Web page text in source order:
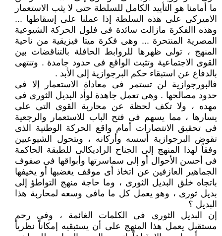
ما أمامنا هو التأييد الكامل للسلطة حتى لا يثب الاستعمار
الاميركى على هذه السلطة إذا عملنا على إسقاطها ...
وهذه االفكرة مازالت سائدة فى فلول الحركة الشيوعية
المصرية المنتحرة ... وهى فكرة ميتا فيزيقية من ناحية
المنهج ، تولى ظهرها للروابط الحافلة بالتناقضات بين
القوى الاجتماعية وتثبت الواقع فى حدود جامدة . وتنتهى
بالدفاع عن استبقاء حكم البرجوازية إلى الأبد .
فالبورجوازية لن تستمر فى معاداة الاستعمار إلا فى
حدود مصالحها . وهى تعمل جاهدة لوأد البديل الثورى فى
مهده ، ولا تكف لحظة عن محاربة القوى التى على
يسارها ، مما يسهم فى فتح الباب للاستعمار والرجعية
فى تحقيق الانتصارات أمام واقع الحركة الوطنية الذى
تقوض البرجوازية أسسه وأركانه ، ويتحول الشيوعيين
وفقاً لهذا المنهج إلى الجناح الراديكالى للطبقة الحاكمة
فى أحسن الأحوال أو إلى سماسرتها وأبواقها فى صفوف
الجماهير العازفين عن اتخاذ أى موقف يغضبها أو يخيفها
باتجاه خلق البديل الثورى ، وما حاجة منهج التواطؤ إلى
بديل ثورى ، وهو يعمل كل ما مافى وسعه لمحاربة هذا
البديل ؟
إن البديل الثورى فى الكلمات الغائمة ، وفى رحم
مستقبل يعمل هذا المنهج على أن يستبقيه إمكاناً نظرياً